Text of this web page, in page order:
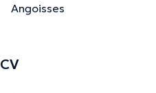
Angoisses
CV